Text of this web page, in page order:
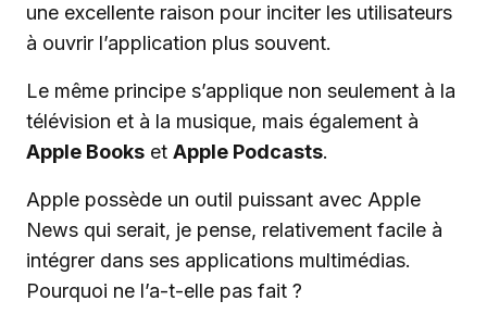
une excellente raison pour inciter les utilisateurs
à ouvrir l’application plus souvent.
Le même principe s’applique non seulement à la
télévision et à la musique, mais également à
Apple Books et Apple Podcasts.
Apple possède un outil puissant avec Apple
News qui serait, je pense, relativement facile à
intégrer dans ses applications multimédias.
Pourquoi ne l’a-t-elle pas fait ?